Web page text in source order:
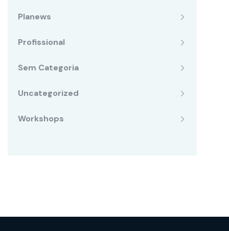
Planews
Profissional
Sem Categoria
Uncategorized
Workshops